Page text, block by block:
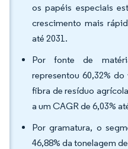
os papéis especiais
crescimento mais
até 2031.
Por fonte de
representou 60,32%
fibra de resíduo
a um CAGR de 6,03%
Por gramatura, o
46,88% da tonelagem